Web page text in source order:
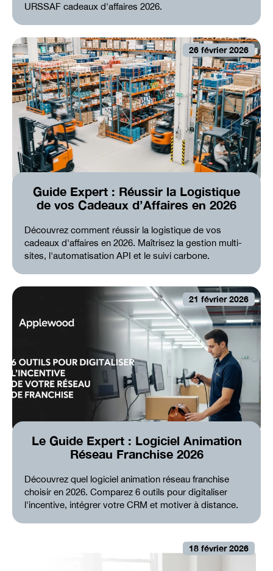
URSSAF cadeaux d'affaires 2026.
26 février 2026
Guide Expert : Réussir la Logistique
de vos Cadeaux d’Affaires en 2026
Découvrez comment réussir la logistique de vos
cadeaux d'affaires en 2026. Maîtrisez la gestion multi-
sites, l'automatisation API et le suivi carbone.
21 février 2026
Le Guide Expert : Logiciel Animation
Réseau Franchise 2026
Découvrez quel logiciel animation réseau franchise
choisir en 2026. Comparez 6 outils pour digitaliser
l'incentive, intégrer votre CRM et motiver à distance.
18 février 2026